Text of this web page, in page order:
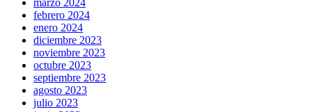
marzo 2024
febrero 2024
enero 2024
diciembre 2023
noviembre 2023
octubre 2023
septiembre 2023
agosto 2023
julio 2023